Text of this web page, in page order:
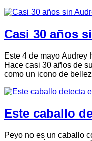
Casi 30 años
Este 4 de mayo Audrey
Hace casi 30 años de
como un icono de
Este caballo
Peyo no es un caballo